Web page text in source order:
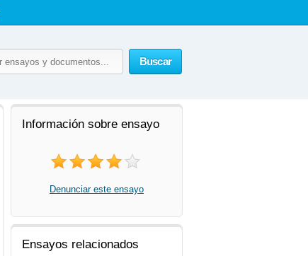
Buscar
Información sobre ensayo
Denunciar este ensayo
Ensayos relacionados